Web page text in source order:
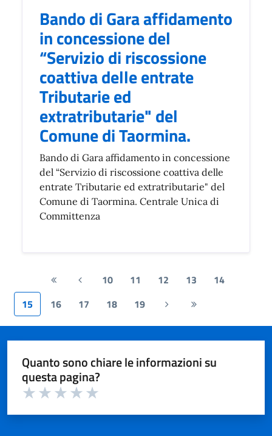
Bando di Gara affidamento
in concessione del
“Servizio di riscossione
coattiva delle entrate
Tributarie ed
extratributarie" del
Comune di Taormina.
Bando di Gara affidamento in concessione
del “Servizio di riscossione coattiva delle
entrate Tributarie ed extratributarie" del
Comune di Taormina. Centrale Unica di
Committenza
Prima
pagina
Pagina
precedente
10 11 12 13
14
15
16 17 18 19
Pagina
successiva
Ultima
pagina
Quanto sono chiare le informazioni su
questa pagina?